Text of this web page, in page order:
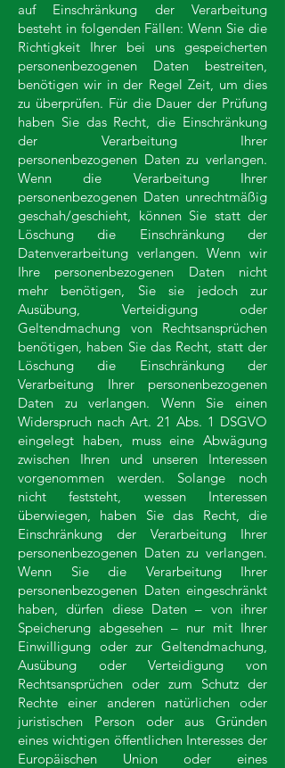
auf Einschränkung der Verarbeitung
besteht in folgenden Fällen: Wenn Sie die
Richtigkeit Ihrer bei uns gespeicherten
personenbezogenen Daten bestreiten,
benötigen wir in der Regel Zeit, um dies
zu überprüfen. Für die Dauer der Prüfung
haben Sie das Recht, die Einschränkung
der Verarbeitung Ihrer
personenbezogenen Daten zu verlangen.
Wenn die Verarbeitung Ihrer
personenbezogenen Daten unrechtmäßig
geschah/geschieht, können Sie statt der
Löschung die Einschränkung der
Datenverarbeitung verlangen. Wenn wir
Ihre personenbezogenen Daten nicht
mehr benötigen, Sie sie jedoch zur
Ausübung, Verteidigung oder
Geltendmachung von Rechtsansprüchen
benötigen, haben Sie das Recht, statt der
Löschung die Einschränkung der
Verarbeitung Ihrer personenbezogenen
Daten zu verlangen. Wenn Sie einen
Widerspruch nach Art. 21 Abs. 1 DSGVO
eingelegt haben, muss eine Abwägung
zwischen Ihren und unseren Interessen
vorgenommen werden. Solange noch
nicht feststeht, wessen Interessen
überwiegen, haben Sie das Recht, die
Einschränkung der Verarbeitung Ihrer
personenbezogenen Daten zu verlangen.
Wenn Sie die Verarbeitung Ihrer
personenbezogenen Daten eingeschränkt
haben, dürfen diese Daten – von ihrer
Speicherung abgesehen – nur mit Ihrer
Einwilligung oder zur Geltendmachung,
Ausübung oder Verteidigung von
Rechtsansprüchen oder zum Schutz der
Rechte einer anderen natürlichen oder
juristischen Person oder aus Gründen
eines wichtigen öffentlichen Interesses der
Europäischen Union oder eines